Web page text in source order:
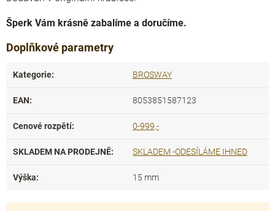
Šperk Vám krásně zabalíme a doručíme.
Doplňkové parametry
Kategorie: BROSWAY
EAN: 8053851587123
Cenové rozpětí: 0-999,-
SKLADEM NA PRODEJNĚ: SKLADEM -ODESÍLÁME IHNED
Výška: 15 mm